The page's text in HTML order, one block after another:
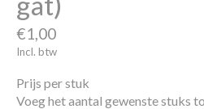
€1,00
Incl. btw
Prijs per stuk
Voeg het aantal gewenste stuks